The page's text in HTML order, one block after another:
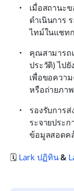
เมื่อสถานะ
ดำเนินการ
ไทม์ในแชท
คุณสามารถ
ประวัติ) ไป
เพื่อขอควา
หรือถ่ายภา
รองรับการ
ระจายประ
ข้อมูลสอดค
🗓️ Lark ปฏิทิน &